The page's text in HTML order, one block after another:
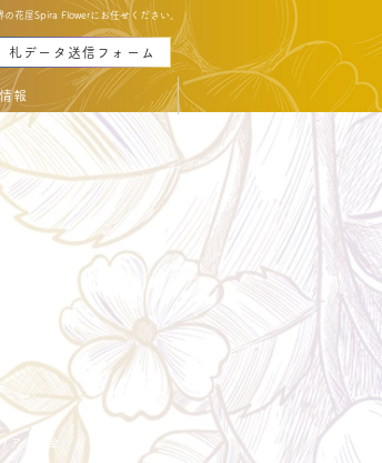
花屋Spira Flowerにお任せください。
札データ送信フォーム
報
ア・料金